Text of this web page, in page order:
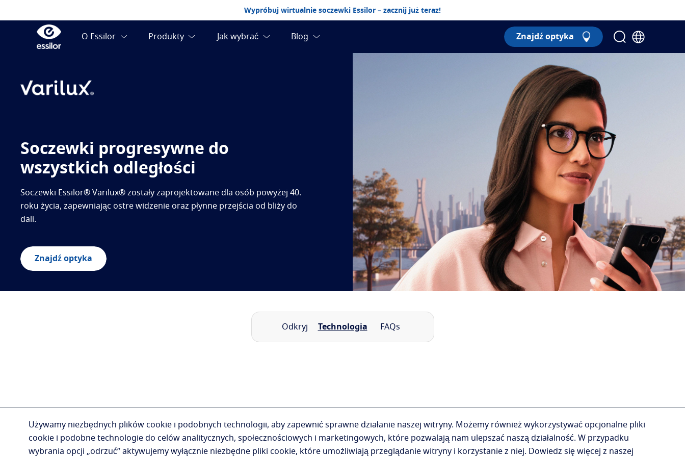
Wypróbuj wirtualnie soczewki Essilor – zacznij już teraz!
Znajdź optyka
Soczewki progresywne do
wszystkich odległości
Soczewki Essilor® Varilux® zostały zaprojektowane dla osób powyżej 40.
roku życia, zapewniając ostre widzenie oraz płynne przejścia od bliży do
dali.
Znajdź optyka
Odkryj Technologia FAQs
Używamy niezbędnych plików cookie i podobnych technologii, aby zapewnić sprawne działanie naszej witryny. Możemy również wykorzystywać opcjonalne pliki
cookie i podobne technologie do celów analitycznych, społecznościowych i marketingowych, które pozwalają nam ulepszać naszą działalność. W przypadku
wybrania opcji „odrzuć” aktywujemy wyłącznie niezbędne pliki cookie, które umożliwiają przeglądanie witryny i korzystanie z niej.
Dowiedz się więcej z naszej